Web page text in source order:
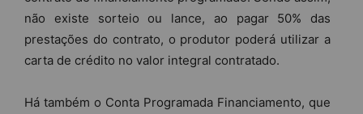
não existe sorteio ou lance, ao pagar 50% das
prestações do contrato, o produtor poderá utilizar a
carta de crédito no valor integral contratado.
Há também o Conta Programada Financiamento, que